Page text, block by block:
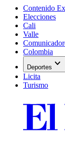
Contenido
Elecciones
Cali
Valle
Colombia
Deportes expand_more
Licita
Turismo